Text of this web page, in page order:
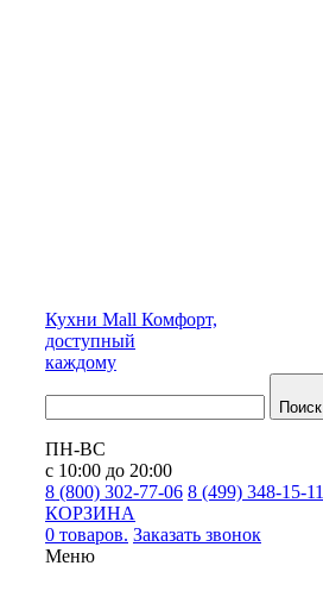
Кухни Mall Комфорт,
доступный
каждому
Поиск
ПН-ВС
с 10:00 до 20:00
8 (800) 302-77-06 8 (499) 348-15-11
КОРЗИНА
0 товаров. Заказать звонок
Меню